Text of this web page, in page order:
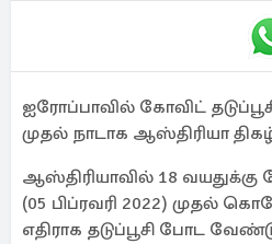
ஐரோப்பாவில் கோவிட்
முதல் நாடாக ஆஸ்திரியா
ஆஸ்திரியாவில் 18 வயதுக்கு
(05 பிப்ரவரி 2022) முதல்
எதிராக தடுப்பூசி போட